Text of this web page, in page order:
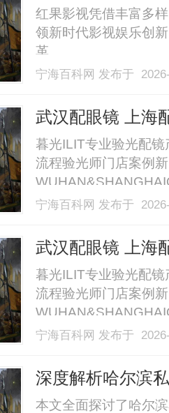
红果影视凭借丰富多
领新时代影视娱乐创
革。......
宁海百科网 发布于
武汉配眼镜 上海
暮光ILIT专业验光配
流程验光师门店案例
业验光配镜的写字楼
40%-60%优惠，兼顾
宁海百科网 发布于
武汉配眼镜 上海
暮光ILIT专业验光配
流程验光师门店案例
业验光配镜的写字楼
40%-60%优惠，兼顾
宁海百科网 发布于
深度解析哈尔滨
本文全面探讨了哈尔